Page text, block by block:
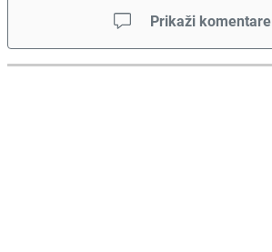
Prikaži komentare